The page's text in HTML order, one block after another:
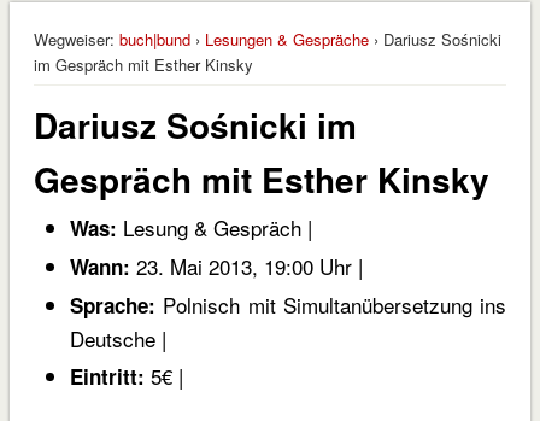
Wegweiser: buch|bund› Lesungen & Gespräche› Dariusz Sośnicki
im Gespräch mit Esther Kinsky
Dariusz Sośnicki im
Gespräch mit Esther Kinsky
Was: Lesung & Gespräch |
Wann: 23. Mai 2013, 19:00 Uhr |
Sprache: Polnisch mit Simultanübersetzung ins
Deutsche |
Eintritt: 5€ |